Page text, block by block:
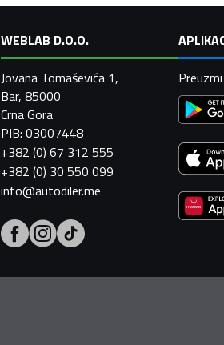
WEBLAB D.O.O.
Jovana Tomaševića 1,
Bar, 85000
Crna Gora
PIB: 03007448
+382 (0) 67 312 555
+382 (0) 30 550 099
info@autodiler.me